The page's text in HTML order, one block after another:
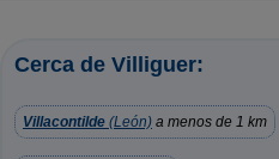
Cerca de Villiguer:
Villacontilde (León) a menos de 1 km